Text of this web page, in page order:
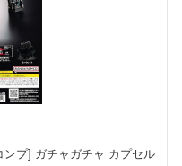
プ] ガチャガチャ カプセル